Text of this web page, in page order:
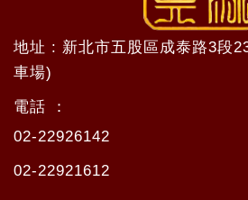
地址 : 新北市五股區成泰路3段
車場)
電話 ：
02-22926142
02-22921612